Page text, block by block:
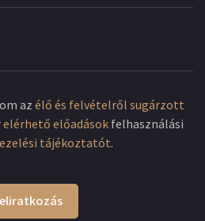
az élő és felvételről sugárzott
előadások felhasználási
tájékoztatót.